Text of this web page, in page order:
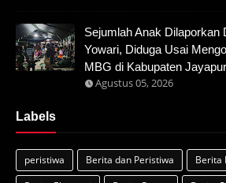
Sejumlah Anak Dilaporkan
Yowari, Diduga Usai
MBG di Kabupaten
Agustus 05, 2026
Labels
peristiwa Berita dan Peristiwa
Berita